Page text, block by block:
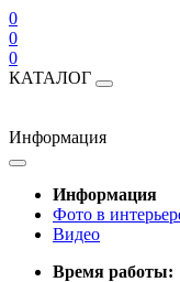
0
0
0
КАТАЛОГ
Информация
Информация
Фото в
Видео
Время работы: